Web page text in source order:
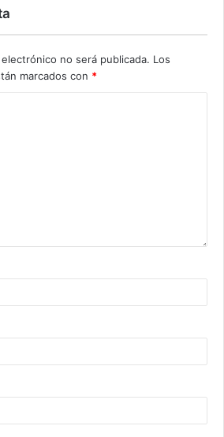
no será publicada. Los
marcados con *